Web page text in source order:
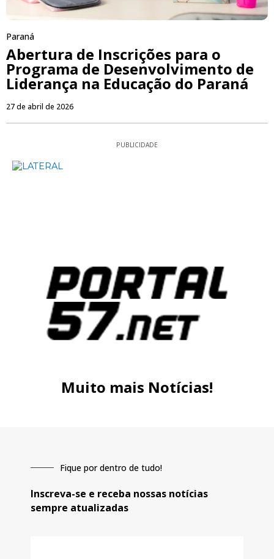
Paraná
Abertura de Inscrições para o
Programa de Desenvolvimento de
Liderança na Educação do Paraná
27 de abril de 2026
PUBLICIDADE
Muito mais Notícias!
Fique por dentro de tudo!
Inscreva-se e receba nossas notícias
sempre atualizadas